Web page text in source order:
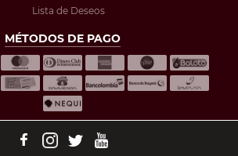
Lista de Deseos
MÉTODOS DE PAGO